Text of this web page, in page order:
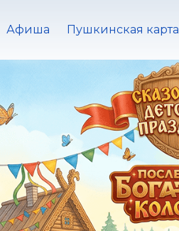
Афиша Пушкинская карта